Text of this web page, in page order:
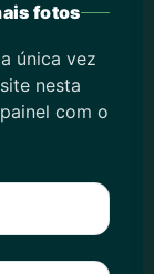
fotos
única vez
nesta
com o